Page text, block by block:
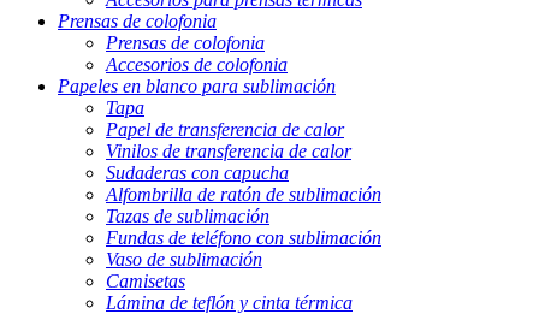
Prensas de colofonia
Prensas de colofonia
Accesorios de colofonia
Papeles en blanco para sublimación
Tapa
Papel de transferencia de calor
Vinilos de transferencia de calor
Sudaderas con capucha
Alfombrilla de ratón de sublimación
Tazas de sublimación
Fundas de teléfono con sublimación
Vaso de sublimación
Camisetas
Lámina de teflón y cinta térmica